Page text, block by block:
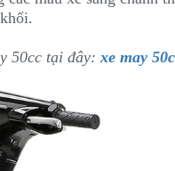
50cc tại đây: xe may